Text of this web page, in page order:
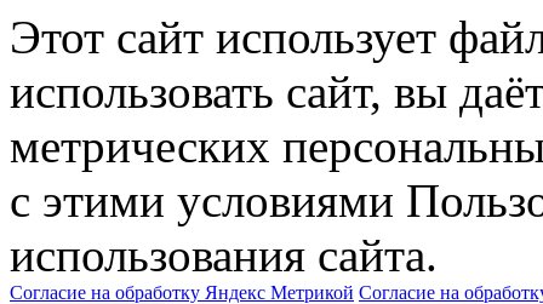
Этот сайт использует
использовать сайт, вы
метрических
с этими условиями
использования сайта.
Согласие на обработку Яндекс Метрикой Согласие на